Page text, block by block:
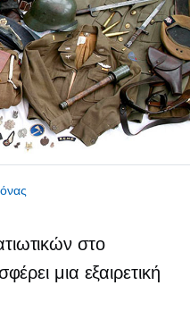
στο
μια εξαιρετική